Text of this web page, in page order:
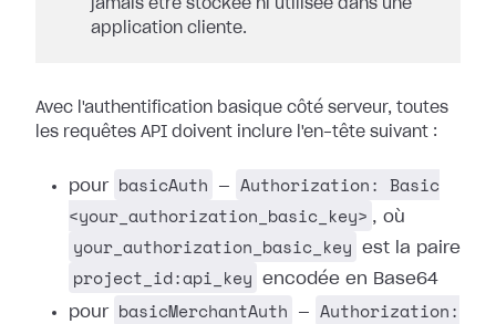
jamais être stockée ni utilisée dans une
application cliente.
Avec l'authentification basique côté serveur, toutes
les requêtes API doivent inclure l'en-tête suivant :
pour basicAuth —
Authorization: Basic
<your_authorization_basic_key> , où
your_authorization_basic_key est la paire
project_id:api_key
encodée en Base64
pour basicMerchantAuth —
Authorization: